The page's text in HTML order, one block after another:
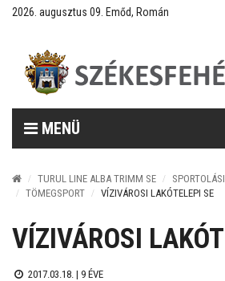
2026. augusztus 09. Emőd, Román
MENÜ
TURUL LINE ALBA TRIMM SE
TÖMEGSPORT
VÍZIVÁROSI LAKÓTELEPI SE
VÍZIVÁROSI
2017.03.18. | 9 ÉVE